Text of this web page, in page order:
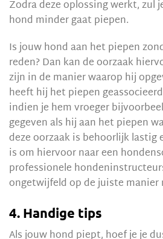
Zodra deze oplossing werkt, zul
hond minder gaat piepen.
Is jouw hond aan het piepen
reden? Dan kan de oorzaak
zijn in de manier waarop hij
heeft hij het piepen
indien je hem vroeger
gegeven als hij aan het piepen
deze oorzaak is behoorlijk lastig
is om hiervoor naar een
professionele
ongetwijfeld op de juiste manier
4. Handige tips